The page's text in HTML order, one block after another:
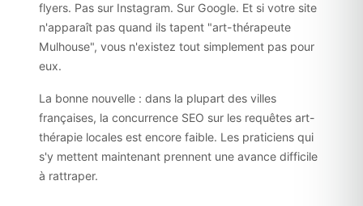
flyers. Pas sur Instagram. Sur Google. Et si votre site
n'apparaît pas quand ils tapent "art-thérapeute
Mulhouse", vous n'existez tout simplement pas pour
eux.
La bonne nouvelle : dans la plupart des villes
françaises, la concurrence SEO sur les requêtes art-
thérapie locales est encore faible. Les praticiens qui
s'y mettent maintenant prennent une avance difficile
à rattraper.